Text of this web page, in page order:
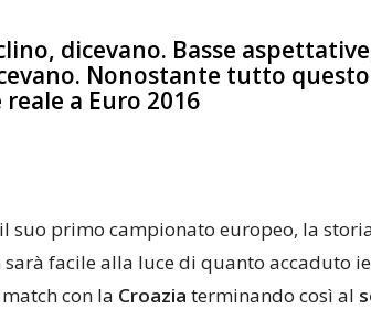
dicevano. Basse
Nonostante tutto questo
a Euro 2016
suo primo campionato europeo, la
sarà facile alla luce di quanto accaduto
con la Croazia terminando così al